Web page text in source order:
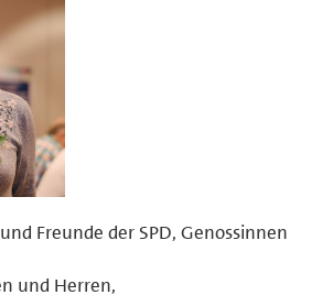
Freunde der SPD, Genossinnen
und Herren,